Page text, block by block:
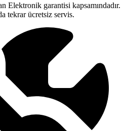
Elektronik garantisi kapsamındadır.
tekrar ücretsiz servis.